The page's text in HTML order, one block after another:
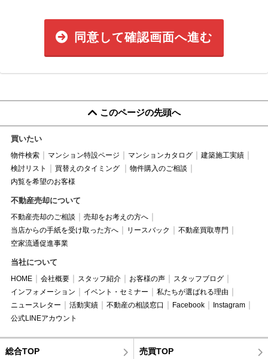
同意して確認画面へ進む
このページの先頭へ
買いたい
物件検索 マンション特設ページ マンションカタログ
建築施工実績
検討リスト
買替えのタイミング
物件購入のご相談
内覧を希望のお客様
不動産売却について
不動産売却のご相談
売却をお考えの方へ
当店からの手紙を受け取った方へ
リースバック
不動産買取専門
空家流通促進事業
当社について
HOME 会社概要 スタッフ紹介 お客様の声
スタッフブログ
インフォメーション
イベント・セミナー
私たちが選ばれる理由
ニュースレター
活動実績 不動産の相談窓口 Facebook
Instagram
公式LINEアカウント
総合TOP 売買TOP